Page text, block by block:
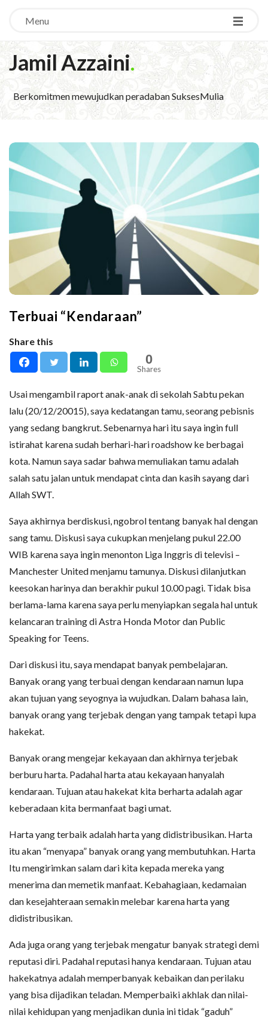
Menu
Jamil Azzaini.
Berkomitmen mewujudkan peradaban SuksesMulia
Terbuai “Kendaraan”
Share this
0
Shares
Usai mengambil raport anak-anak di sekolah Sabtu pekan
lalu (20/12/20015), saya kedatangan tamu, seorang pebisnis
yang sedang bangkrut. Sebenarnya hari itu saya ingin full
istirahat karena sudah berhari-hari roadshow ke berbagai
kota. Namun saya sadar bahwa memuliakan tamu adalah
salah satu jalan untuk mendapat cinta dan kasih sayang dari
Allah SWT.
Saya akhirnya berdiskusi, ngobrol tentang banyak hal dengan
sang tamu. Diskusi saya cukupkan menjelang pukul 22.00
WIB karena saya ingin menonton Liga Inggris di televisi –
Manchester United menjamu tamunya. Diskusi dilanjutkan
keesokan harinya dan berakhir pukul 10.00 pagi. Tidak bisa
berlama-lama karena saya perlu menyiapkan segala hal untuk
kelancaran training di Astra Honda Motor dan Public
Speaking for Teens.
Dari diskusi itu, saya mendapat banyak pembelajaran.
Banyak orang yang terbuai dengan kendaraan namun lupa
akan tujuan yang seyognya ia wujudkan. Dalam bahasa lain,
banyak orang yang terjebak dengan yang tampak tetapi lupa
hakekat.
Banyak orang mengejar kekayaan dan akhirnya terjebak
berburu harta. Padahal harta atau kekayaan hanyalah
kendaraan. Tujuan atau hakekat kita berharta adalah agar
keberadaan kita bermanfaat bagi umat.
Harta yang terbaik adalah harta yang didistribusikan. Harta
itu akan “menyapa” banyak orang yang membutuhkan. Harta
Itu mengirimkan salam dari kita kepada mereka yang
menerima dan memetik manfaat. Kebahagiaan, kedamaian
dan kesejahteraan semakin melebar karena harta yang
didistribusikan.
Ada juga orang yang terjebak mengatur banyak strategi demi
reputasi diri. Padahal reputasi hanya kendaraan. Tujuan atau
hakekatnya adalah memperbanyak kebaikan dan perilaku
yang bisa dijadikan teladan. Memperbaiki akhlak dan nilai-
nilai kehidupan yang menjadikan dunia ini tidak “gaduh”